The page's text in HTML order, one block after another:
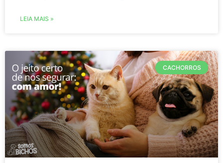
LEIA MAIS »
CACHORROS